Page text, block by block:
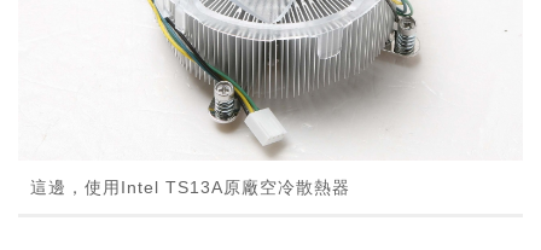
這邊，使用Intel TS13A原廠空冷散熱器